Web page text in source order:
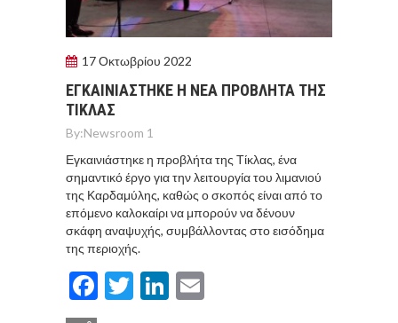
17 Οκτωβρίου 2022
ΕΓΚΑΙΝΙΑΣΤΗΚΕ Η ΝΕΑ ΠΡΟΒΛΗΤΑ ΤΗΣ
ΤΙΚΛΑΣ
By:Newsroom 1
Εγκαινιάστηκε η προβλήτα της Τίκλας, ένα
σημαντικό έργο για την λειτουργία του λιμανιού
της Καρδαμύλης, καθώς ο σκοπός είναι από το
επόμενο καλοκαίρι να μπορούν να δένουν
σκάφη αναψυχής, συμβάλλοντας στο εισόδημα
της περιοχής.
Facebook
TwitterLinkedIn